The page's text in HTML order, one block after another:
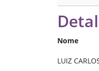
Nome
LUIZ